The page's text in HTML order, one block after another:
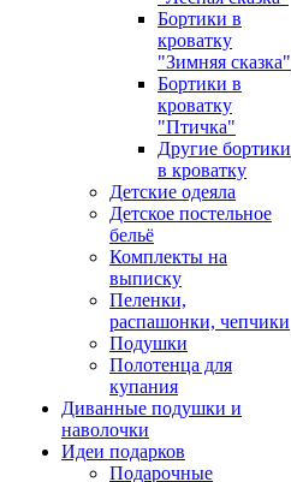
Бортики в
кроватку
"Зимняя сказка"
Бортики в
кроватку
"Птичка"
Другие бортики
в кроватку
Детские одеяла
Детское постельное
бельё
Комплекты на
выписку
Пеленки,
распашонки, чепчики
Подушки
Полотенца для
купания
Диванные подушки и
наволочки
Идеи подарков
Подарочные